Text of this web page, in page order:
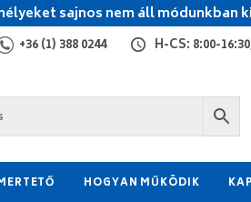
sajnos nem áll módunkban
+36 (1) 388 0244 H-CS: 8:00-
HOGYAN MŰKÖDIK